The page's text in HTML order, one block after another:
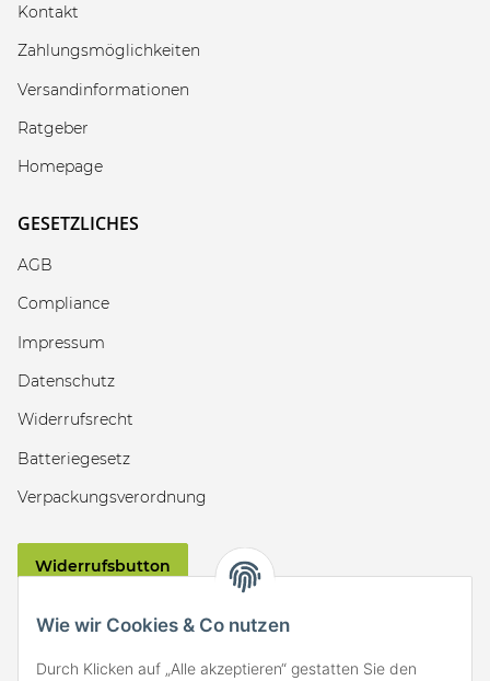
Wie wir Cookies & Co nutzen
Durch Klicken auf „Alle akzeptieren“ gestatten Sie den
Kontakt
Zahlungsmöglichkeiten
Versandinformationen
Ratgeber
Homepage
GESETZLICHES
AGB
Compliance
Impressum
Datenschutz
Widerrufsrecht
Batteriegesetz
Verpackungsverordnung
Widerrufsbutton